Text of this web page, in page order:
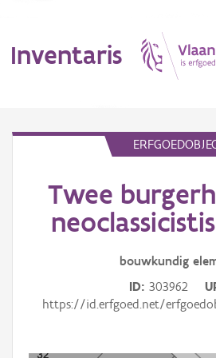
Inventaris
Erfgoedobject
Aanduidingsobject
Thema
Twee
bouwkundig
ID 303962
https://id.erfgoed.net/